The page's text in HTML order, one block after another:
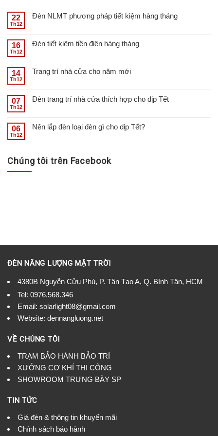
được giao hàng miễn phí
cũng như chất lượng sản
phẩm đảm bảo đạt tiêu
chuẩn ISO / CE / RoHS /
IP65....
rẻ tại Quận 7 hãy ghé ngay
nhé!...
22
Th12
Đèn NLMT phương pháp tiết kiệm hàng tháng
16
Th12
Đèn tiết kiệm tiền điện hàng tháng
14
Th12
Trang trí nhà cửa cho năm mới
07
Th12
Đèn trang trí nhà cửa thích hợp cho dịp Tết
06
Th12
Nên lắp đèn loại đèn gì cho dịp Tết?
Chúng tôi trên Facebook
ĐÈN NĂNG LƯỢNG MẶT TRỜI
4380B Nguyễn Cửu Phú, P. Tân Tạo A, Q. Bình Tân, HCM
Tel: 0976.568.346
Email: solarlight08@gmail.com
Website: dennangluong.net
VỀ CHÚNG TÔI
TRẠM BẢO HÀNH BẢO TRÌ
XƯỞNG CƠ KHÍ THI CÔNG
SHOWROOM TRƯNG BÀY SP
TIN TỨC
Giá đèn & thông tin khuyến mãi
Chính sách bảo hành